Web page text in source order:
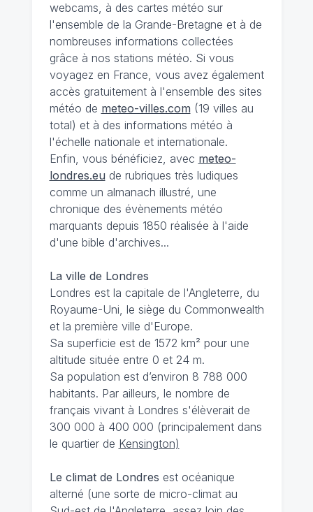
webcams, à des cartes météo sur
l'ensemble de la Grande-Bretagne et à de
nombreuses informations collectées
grâce à nos stations météo. Si vous
voyagez en France, vous avez également
accès gratuitement à l'ensemble des sites
météo de meteo-villes.com (19 villes au
total) et à des informations météo à
l'échelle nationale et internationale.
Enfin, vous bénéficiez, avec meteo-
londres.eu de rubriques très ludiques
comme un almanach illustré, une
chronique des évènements météo
marquants depuis 1850 réalisée à l'aide
d'une bible d'archives...
La ville de Londres
Londres est la capitale de l'Angleterre, du
Royaume-Uni, le siège du Commonwealth
et la première ville d'Europe.
Sa superficie est de 1572 km² pour une
altitude située entre 0 et 24 m.
Sa population est d’environ 8 788 000
habitants. Par ailleurs, le nombre de
français vivant à Londres s'élèverait de
300 000 à 400 000 (principalement dans
le quartier de Kensington)
Le climat de Londres est océanique
alterné (une sorte de micro-climat au